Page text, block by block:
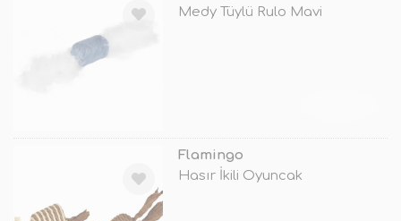
Medy Tüylü Rulo Mavi
Flamingo
Hasır İkili Oyuncak